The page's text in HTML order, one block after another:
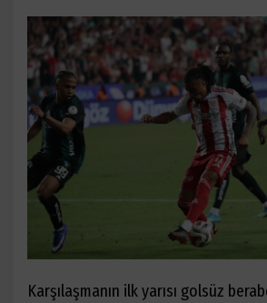
Karşılaşmanın ilk yarısı golsüz